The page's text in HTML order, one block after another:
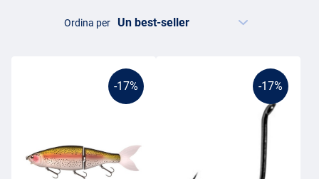
Ordina per
-17% -17%